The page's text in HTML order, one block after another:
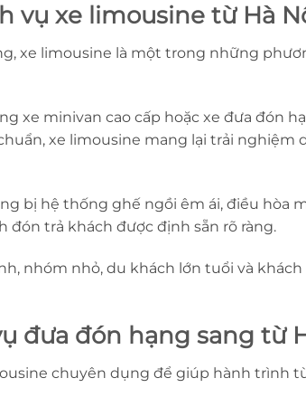
vụ xe limousine từ Hà
xe limousine là một trong những
xe minivan cao cấp hoặc xe đưa đón
xe limousine mang lại trải
bị hệ thống ghế ngồi êm ái, điều hòa
trả khách được định sẵn rõ ràng.
nhóm nhỏ, du khách lớn tuổi và
đưa đón hạng sang từ
chuyên dụng để giúp hành trình